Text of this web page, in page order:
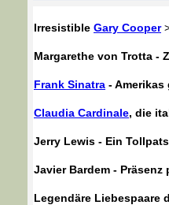
Irresistible Gary Cooper
Margarethe von Trotta -
Frank Sinatra -
Claudia Cardinale, die
Jerry Lewis - Ein
Javier Bardem - Präsenz
Legendäre Liebespaare